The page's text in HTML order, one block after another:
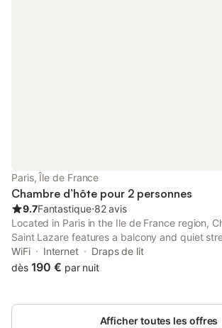
Paris, Île de France
Chambre d’hôte pour 2 personnes
9.7Fantastique⋅82 avis
Located in Paris in the Ile de France region,
Saint Lazare features a balcony and quiet
the facilities at this property are a lift and a
service, along with free WiFi throughout the
WiFi Internet
Draps de lit
dès 190 € par nuit
Afficher toutes les offres